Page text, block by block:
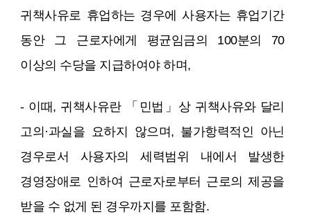
귀책사유로 휴업하는 경우에 사용자는 휴업기간
동안 그 근로자에게 평균임금의 100분의 70
이상의 수당을 지급하여야 하며,
- 이때, 귀책사유란 「민법」상 귀책사유와 달리
고의·과실을 요하지 않으며, 불가항력적인 아닌
경우로서 사용자의 세력범위 내에서 발생한
경영장애로 인하여 근로자로부터 근로의 제공을
받을 수 없게 된 경우까지를 포함함.